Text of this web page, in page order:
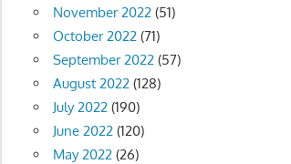
November 2022(51)
October 2022(71)
September 2022(57)
August 2022(128)
July 2022(190)
June 2022(120)
May 2022(26)